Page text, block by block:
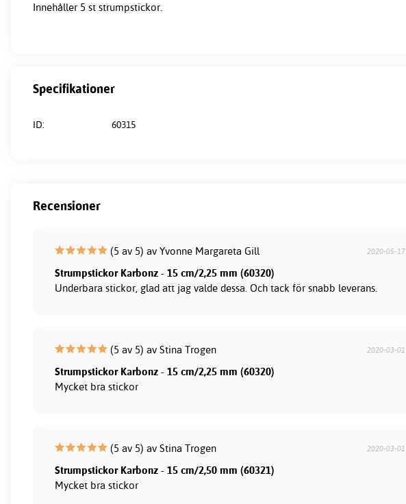
Innehåller 5 st strumpstickor.
Specifikationer
ID: 60315
Recensioner
(5 av 5) av Yvonne Margareta Gill 2020-05-17
Strumpstickor Karbonz - 15 cm/2,25 mm (60320)
Underbara stickor, glad att jag valde dessa. Och tack för snabb leverans.
(5 av 5) av Stina Trogen 2020-03-01
Strumpstickor Karbonz - 15 cm/2,25 mm (60320)
Mycket bra stickor
(5 av 5) av Stina Trogen 2020-03-01
Strumpstickor Karbonz - 15 cm/2,50 mm (60321)
Mycket bra stickor